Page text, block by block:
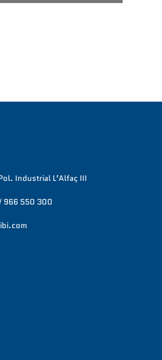
Industrial L’Alfaç III
966 550 300